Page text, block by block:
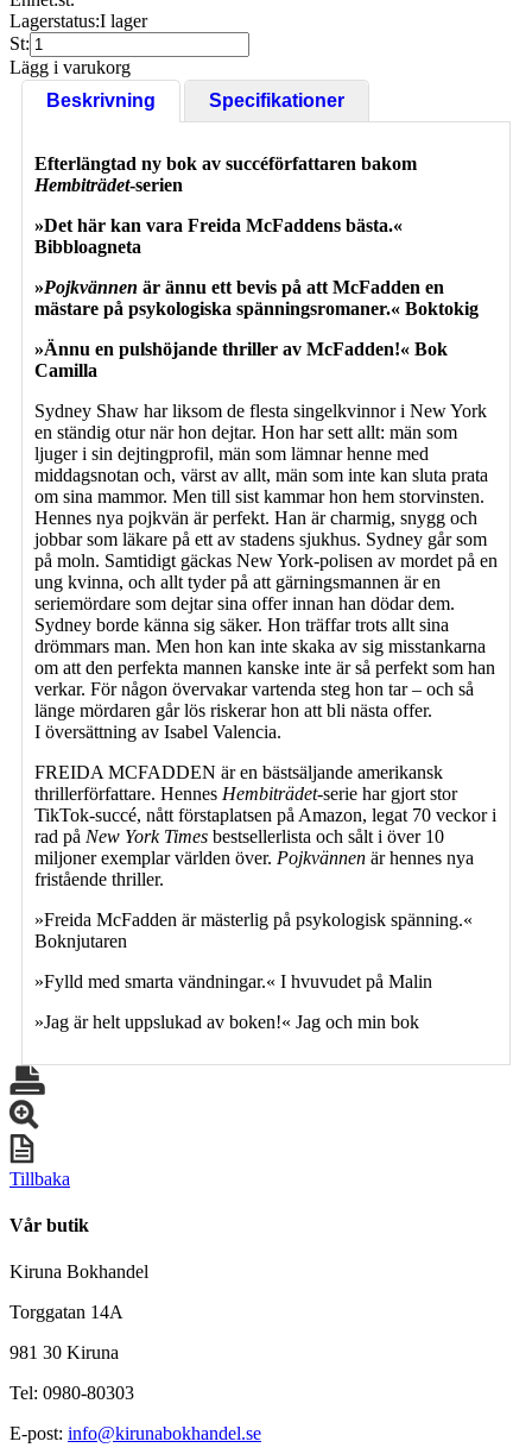
Lagerstatus:I lager
St:
Lägg i varukorg
Beskrivning
Specifikationer
Efterlängtad ny bok av succéförfattaren bakom
Hembiträdet-serien
»Det här kan vara Freida McFaddens bästa.«
Bibbloagneta
»Pojkvännen är ännu ett bevis på att McFadden en
mästare på psykologiska spänningsromaner.« Boktokig
»Ännu en pulshöjande thriller av McFadden!« Bok
Camilla
Sydney Shaw har liksom de flesta singelkvinnor i New York
en ständig otur när hon dejtar. Hon har sett allt: män som
ljuger i sin dejtingprofil, män som lämnar henne med
middagsnotan och, värst av allt, män som inte kan sluta prata
om sina mammor. Men till sist kammar hon hem storvinsten.
Hennes nya pojkvän är perfekt. Han är charmig, snygg och
jobbar som läkare på ett av stadens sjukhus. Sydney går som
på moln. Samtidigt gäckas New York-polisen av mordet på en
ung kvinna, och allt tyder på att gärningsmannen är en
seriemördare som dejtar sina offer innan han dödar dem.
Sydney borde känna sig säker. Hon träffar trots allt sina
drömmars man. Men hon kan inte skaka av sig misstankarna
om att den perfekta mannen kanske inte är så perfekt som han
verkar. För någon övervakar vartenda steg hon tar – och så
länge mördaren går lös riskerar hon att bli nästa offer.
I översättning av Isabel Valencia.
FREIDA MCFADDEN är en bästsäljande amerikansk
thrillerförfattare. Hennes Hembiträdet-serie har gjort stor
TikTok-succé, nått förstaplatsen på Amazon, legat 70 veckor i
rad på New York Times bestsellerlista och sålt i över 10
miljoner exemplar världen över. Pojkvännen är hennes nya
fristående thriller.
»Freida McFadden är mästerlig på psykologisk spänning.«
Boknjutaren
»Fylld med smarta vändningar.« I hvuvudet på Malin
»Jag är helt uppslukad av boken!« Jag och min bok
Tillbaka
Vår butik
Kiruna Bokhandel
Torggatan 14A
981 30 Kiruna
Tel: 0980-80303
E-post: info@kirunabokhandel.se